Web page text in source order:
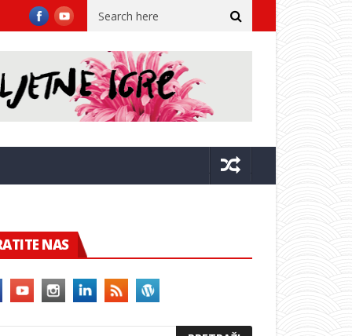
žal u Lumbardi Tjedni pregled poslova: Hrvatski Telekom,
NAS